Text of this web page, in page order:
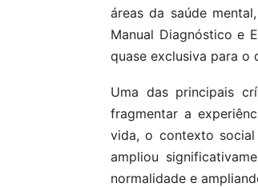
áreas da saúde
Manual Diagnóstico e
quase exclusiva para
Uma das principais
fragmentar a
vida, o contexto
ampliou
normalidade e